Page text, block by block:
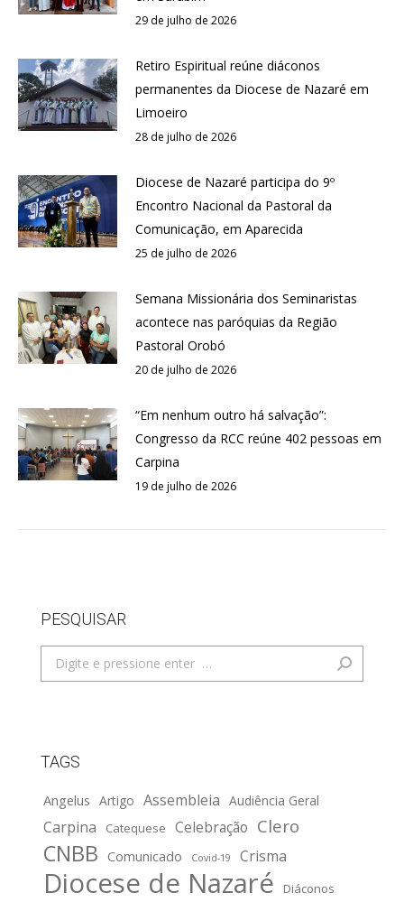
29 de julho de 2026
Retiro Espiritual reúne diáconos
permanentes da Diocese de Nazaré em
Limoeiro
28 de julho de 2026
Diocese de Nazaré participa do 9º
Encontro Nacional da Pastoral da
Comunicação, em Aparecida
25 de julho de 2026
Semana Missionária dos Seminaristas
acontece nas paróquias da Região
Pastoral Orobó
20 de julho de 2026
“Em nenhum outro há salvação”:
Congresso da RCC reúne 402 pessoas em
Carpina
19 de julho de 2026
PESQUISAR
Search:
TAGS
Angelus Artigo Assembleia Audiência Geral
Carpina Catequese Celebração Clero
CNBB Comunicado Covid-19 Crisma
Diocese de Nazaré
Diáconos